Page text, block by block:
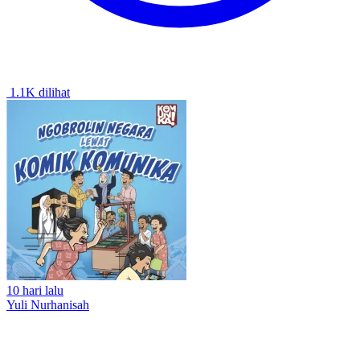
1.1K dilihat
10 hari lalu
Yuli Nurhanisah